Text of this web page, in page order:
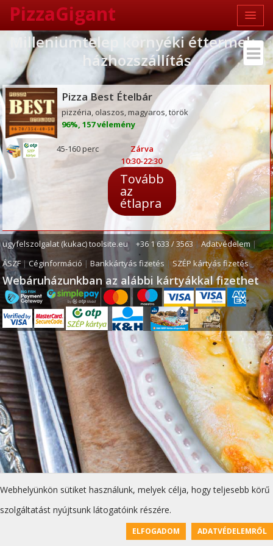
Webhelyünkön sütiket használunk, melyek célja, hogy teljesebb körű
szolgáltatást nyújtsunk látogatóink részére.
ELFOGADOM ADATVÉDELEMRŐL
PizzaGigant
Milleniumtelep környéki éttermek -
házhozszállítás
Pizza Best Ételbár
pizzéria, olaszos, magyaros, török
96%, 157 vélemény
45-160 perc
Zárva
10:30-22:30
Tovább
az
étlapra
ugyfelszolgalat (kukac) toolsite.eu|+36 1 633 / 3563|Adatvédelem|
ÁSZF|Céginformáció |Bankkártyás fizetés |SZÉP kártyás fizetés
Webáruházunkban az alábbi kártyákkal fizethet